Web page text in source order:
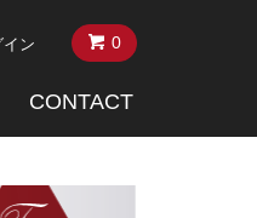
0
イン
CONTACT